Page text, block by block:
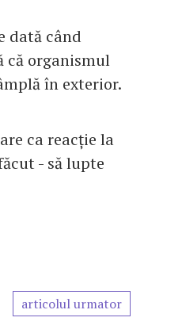
dată când
că organismul
în exterior.
ca reacție la
- să lupte
articolul urmator